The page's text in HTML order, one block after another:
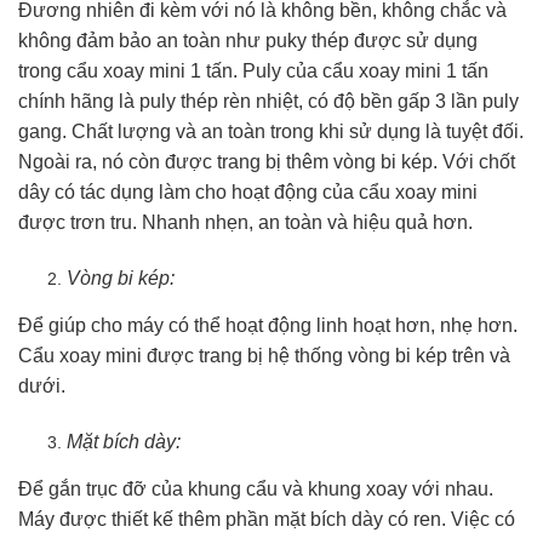
Đương nhiên đi kèm với nó là không bền, không chắc và
không đảm bảo an toàn như puky thép được sử dụng
trong cẩu xoay mini 1 tấn. Puly của cẩu xoay mini 1 tấn
chính hãng là puly thép rèn nhiệt, có độ bền gấp 3 lần puly
gang. Chất lượng và an toàn trong khi sử dụng là tuyệt đối.
Ngoài ra, nó còn được trang bị thêm vòng bi kép. Với chốt
dây có tác dụng làm cho hoạt động của cẩu xoay mini
được trơn tru. Nhanh nhẹn, an toàn và hiệu quả hơn.
Vòng bi kép:
Để giúp cho máy có thể hoạt động linh hoạt hơn, nhẹ hơn.
Cẩu xoay mini được trang bị hệ thống vòng bi kép trên và
dưới.
Mặt bích dày:
Để gắn trục đỡ của khung cẩu và khung xoay với nhau.
Máy được thiết kế thêm phần mặt bích dày có ren. Việc có